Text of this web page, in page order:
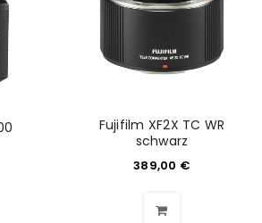
Fujifilm XF2X TC WR
schwarz
389,00 €